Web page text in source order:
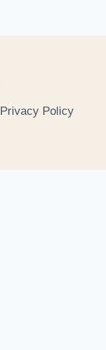
Privacy Policy